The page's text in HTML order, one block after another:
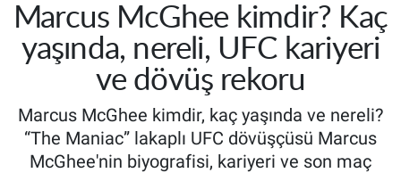
Marcus McGhee kimdir? Kaç
yaşında, nereli, UFC kariyeri
ve dövüş rekoru
Marcus McGhee kimdir, kaç yaşında ve nereli?
“The Maniac” lakaplı UFC dövüşçüsü Marcus
McGhee'nin biyografisi, kariyeri ve son maç
Resmi Reklam
Yazarlar
Süper Lig Puan Durumu ve Fikstür
Tüm Manşetler
Haber Arşivi